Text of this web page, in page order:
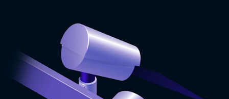
COMMUNITY
PER
INSTALLATORI